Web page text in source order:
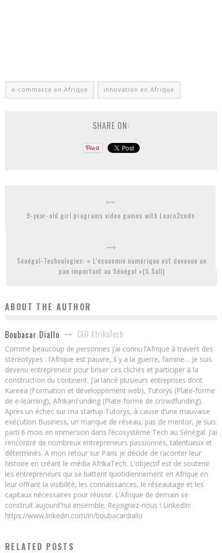
e-commerce en Afrique innovation en Afrique
SHARE ON:
9-year-old girl programs video games with Learn2code
Sénégal-Technologies: « L’économie numérique est devenue un
pan important au Sénégal »(S.Sall)
ABOUT THE AUTHOR
Boubacar Diallo CEO AfrikaTech
Comme beaucoup de personnes j’ai connu l’Afrique à travers des
stéréotypes : l’Afrique est pauvre, il y a la guerre, famine… Je suis
devenu entrepreneur pour briser ces clichés et participer à la
construction du continent. J’ai lancé plusieurs entreprises dont
Kareea (Formation et développement web), Tutorys (Plate-forme
de e-learning), AfrikanFunding (Plate-forme de crowdfunding).
Après un échec sur ma startup Tutorys, à cause d’une mauvaise
exécution Business, un manque de réseau, pas de mentor, je suis
parti 6 mois en immersion dans l’écosystème Tech au Sénégal. J’ai
rencontré de nombreux entrepreneurs passionnés, talentueux et
déterminés. A mon retour sur Paris je décide de raconter leur
histoire en créant le média AfrikaTech. L'objectif est de soutenir
les entrepreneurs qui se battent quotidiennement en Afrique en
leur offrant la visibilité, les connaissances, le réseautage et les
capitaux nécessaires pour réussir. L'Afrique de demain se
construit aujourd'hui ensemble. Rejoignez-nous ! LinkedIn:
https://www.linkedin.com/in/boubacardiallo
RELATED POSTS